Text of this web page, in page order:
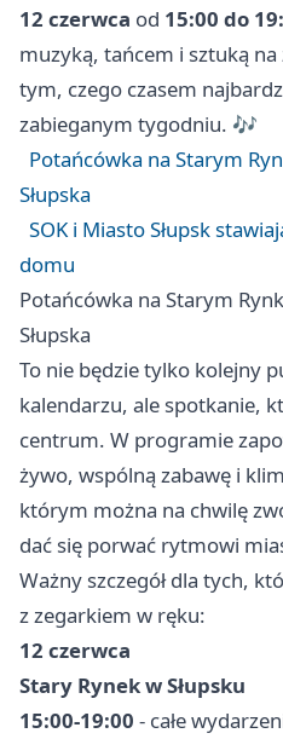
12 czerwca od 15:00 do
muzyką, tańcem i sztuką na
tym, czego czasem
zabieganym tygodniu. 🎶
Potańcówka na Starym
Słupska
SOK i Miasto Słupsk
domu
Potańcówka na Starym
Słupska
To nie będzie tylko kolejny
kalendarzu, ale spotkanie,
centrum. W programie
żywo, wspólną zabawę i
którym można na chwilę
dać się porwać rytmowi
Ważny szczegół dla tych,
z zegarkiem w ręku:
12 czerwca
Stary Rynek w Słupsku
15:00-19:00 - całe